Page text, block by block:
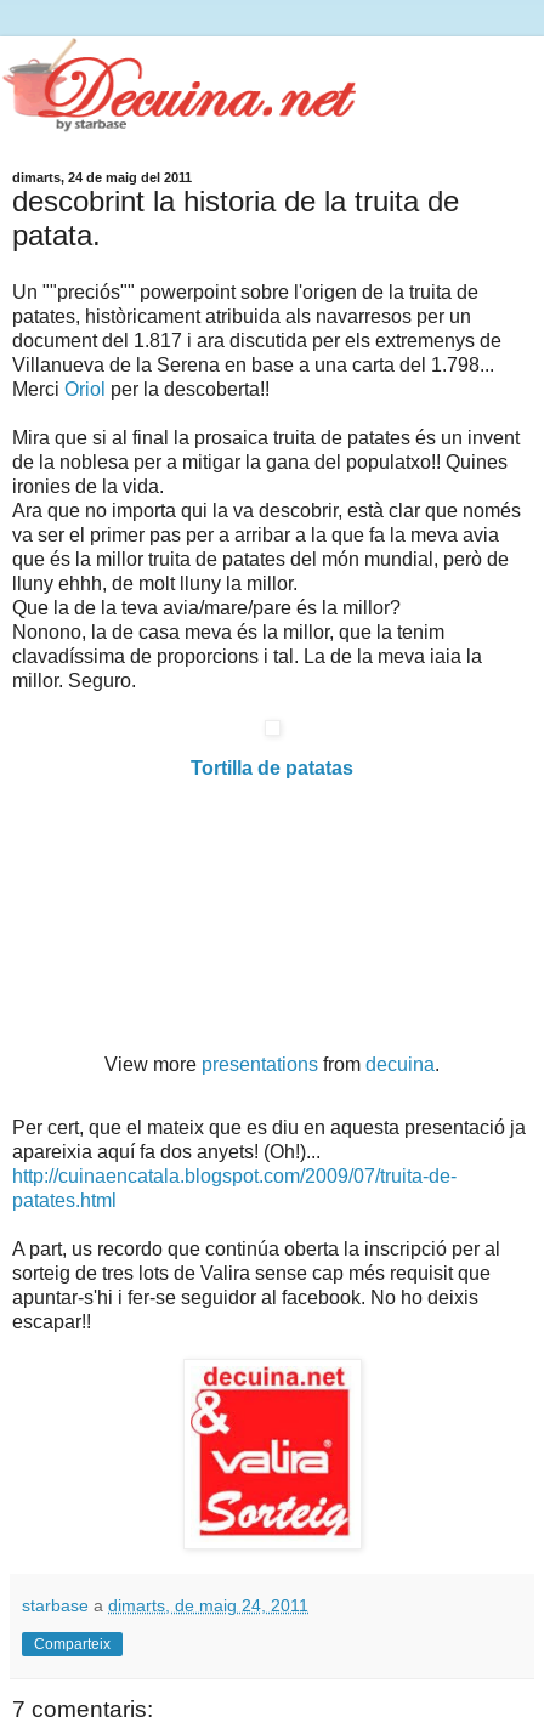
dimarts, 24 de maig del 2011
descobrint la historia de la truita de
patata.
Un ""preciós"" powerpoint sobre l'origen de la truita de
patates, històricament atribuida als navarresos per un
document del 1.817 i ara discutida per els extremenys de
Villanueva de la Serena en base a una carta del 1.798...
Merci Oriol per la descoberta!!
Mira que si al final la prosaica truita de patates és un invent
de la noblesa per a mitigar la gana del populatxo!! Quines
ironies de la vida.
Ara que no importa qui la va descobrir, està clar que només
va ser el primer pas per a arribar a la que fa la meva avia
que és la millor truita de patates del món mundial, però de
lluny ehhh, de molt lluny la millor.
Que la de la teva avia/mare/pare és la millor?
Nonono, la de casa meva és la millor, que la tenim
clavadíssima de proporcions i tal. La de la meva iaia la
millor. Seguro.
Tortilla de patatas
View more presentations from decuina.
Per cert, que el mateix que es diu en aquesta presentació ja
apareixia aquí fa dos anyets! (Oh!)...
http://cuinaencatala.blogspot.com/2009/07/truita-de-
patates.html
A part, us recordo que continúa oberta la inscripció per al
sorteig de tres lots de Valira sense cap més requisit que
apuntar-s'hi i fer-se seguidor al facebook. No ho deixis
escapar!!
starbase a dimarts, de maig 24, 2011
Comparteix
7 comentaris: